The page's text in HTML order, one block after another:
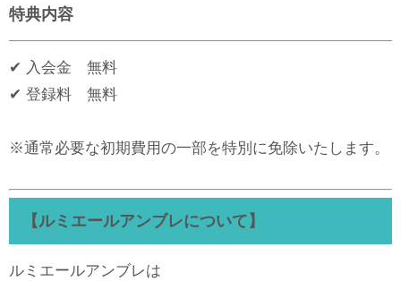
特典内容
✔ 入会金 無料
✔ 登録料 無料
※通常必要な初期費用の一部を特別に免除いたします。
【ルミエールアンブレについて】
ルミエールアンブレは